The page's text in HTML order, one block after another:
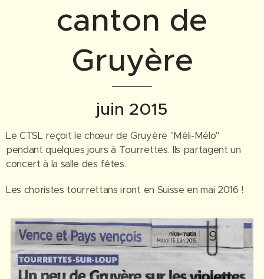
canton de
Gruyère
juin 2015
Le CTSL reçoit le chœur de Gruyère "Méli-Mélo"
pendant quelques jours à Tourrettes. Ils partagent un
concert à la salle des fêtes.
Les choristes tourrettans iront en Suisse en mai 2016 !